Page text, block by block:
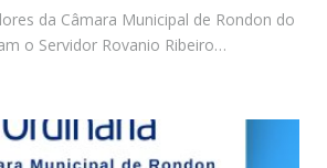
da Câmara Municipal de Rondon do
o Servidor Rovanio Ribeiro…